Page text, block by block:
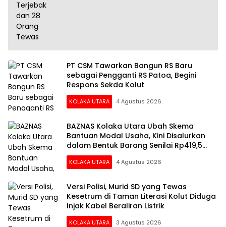
PT CSM Tawarkan Bangun RS Baru
sebagai Pengganti RS Patoa, Begini
Respons Sekda Kolut
KOLAKA UTARA 4 Agustus 2026
BAZNAS Kolaka Utara Ubah Skema
Bantuan Modal Usaha, Kini Disalurkan
dalam Bentuk Barang Senilai Rp419,5
Juta
KOLAKA UTARA 4 Agustus 2026
Versi Polisi, Murid SD yang Tewas
Kesetrum di Taman Literasi Kolut Diduga
Injak Kabel Beraliran Listrik
KOLAKA UTARA 3 Agustus 2026